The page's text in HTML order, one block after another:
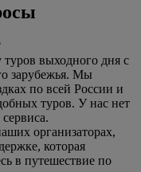
выходного дня с
зарубежья. Мы
по всей России и
туров. У нас нет
организаторах,
которая
в путешествие по